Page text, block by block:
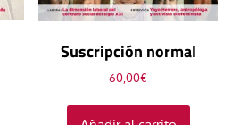
Suscripción normal
60,00€